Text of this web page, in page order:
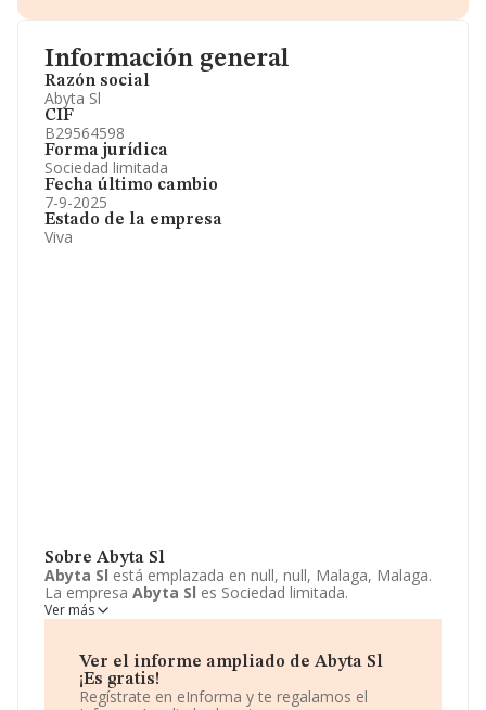
Información general
Razón social
Abyta Sl
CIF
B29564598
Forma jurídica
Sociedad limitada
Fecha último cambio
7-9-2025
Estado de la empresa
Viva
Sobre Abyta Sl
Abyta Sl está emplazada en null, null, Malaga, Malaga.
La empresa Abyta Sl es Sociedad limitada.
Ver más
Ver el informe ampliado de Abyta Sl
¡Es gratis!
Regístrate en eInforma y te regalamos el
Información oficial y registral complementaria.